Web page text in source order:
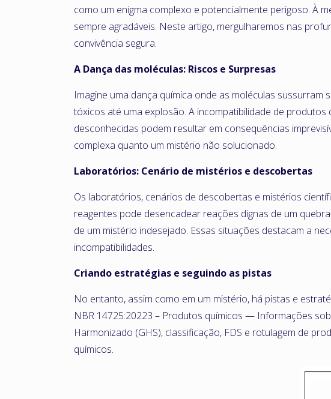
como um enigma complexo e potencialmente perigoso. À
sempre agradáveis. Neste artigo, mergulharemos nas
convivência segura.
A Dança das moléculas: Riscos e Surpresas
Imagine uma dança química onde as moléculas
tóxicos até uma explosão. A incompatibilidade de produtos
desconhecidas podem resultar em consequências
complexa quanto um mistério não solucionado.
Laboratórios: Cenário de mistérios e descobertas
Os laboratórios, cenários de descobertas e mistérios
reagentes pode desencadear reações dignas de um
de um mistério indesejado. Essas situações destacam a
incompatibilidades.
Criando estratégias e seguindo as pistas
No entanto, assim como em um mistério, há pistas e
NBR 14725:20223 – Produtos químicos — Informações
Harmonizado (GHS), classificação, FDS e rotulagem de
químicos.